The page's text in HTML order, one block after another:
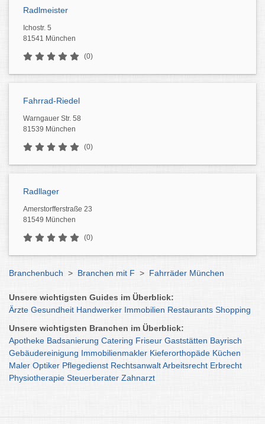
Radlmeister
Ichostr. 5
81541 München
(0)
Fahrrad-Riedel
Warngauer Str. 58
81539 München
(0)
Radllager
Amerstorfferstraße 23
81549 München
(0)
Branchenbuch > Branchen mit F > Fahrräder München
Unsere wichtigsten Guides im Überblick:
Ärzte Gesundheit Handwerker Immobilien Restaurants Shopping
Unsere wichtigsten Branchen im Überblick:
Apotheke Badsanierung Catering Friseur Gaststätten Bayrisch
Gebäudereinigung Immobilienmakler Kieferorthopäde Küchen
Maler Optiker Pflegedienst RechtsanwaltArbeitsrecht Erbrecht
Physiotherapie Steuerberater Zahnarzt